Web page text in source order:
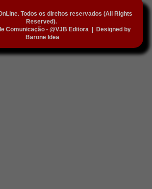
Todos os direitos reservados (All Rights
Reserved).
Comunicação - @VJB Editora|
Designed by
Barone Idea